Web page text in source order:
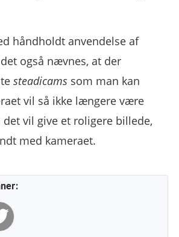
håndholdt anvendelse af
også nævnes, at der
steadicams som man kan
vil så ikke længere være
vil give et roligere billede,
med kameraet.